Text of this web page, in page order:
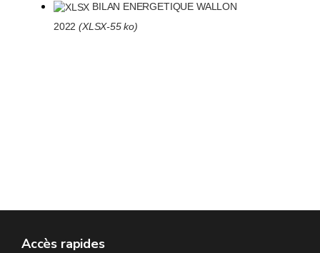
BILAN ENERGETIQUE WALLON
2022 (XLSX-55 ko)
Accès rapides